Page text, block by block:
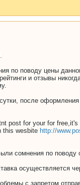
по поводу цены
и отзывы
после
post for your for
this wesbite http://
сомнения по поводу
осуществляется
с запретом